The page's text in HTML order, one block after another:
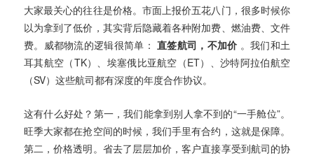
大家最关心的往往是价格。市面上报价五花八门，很多时候你
以为拿到了低价，其实背后隐藏着各种附加费、燃油费、文件
费。威都物流的逻辑很简单：直签航司，不加价 。我们和土
耳其航空（TK）、埃塞俄比亚航空（ET）、沙特阿拉伯航空
（SV）这些航司都有深度的年度合作协议。
这有什么好处？第一，我们能拿到别人拿不到的“一手舱位”。
旺季大家都在抢空间的时候，我们手里有合约，这就是保障。
第二，价格透明。省去了层层加价，客户直接享受到航司的协